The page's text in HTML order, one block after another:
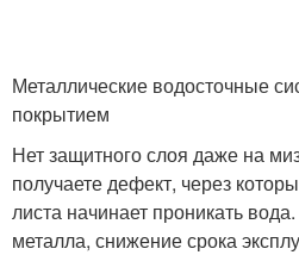
Металлические водосточные
покрытием
Нет защитного слоя даже на
получаете дефект, через
листа начинает проникать
металла, снижение срока